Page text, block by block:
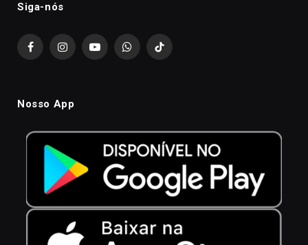
Siga-nós
FacebookInstagramYouTubeWhatsAppTikTok
Nosso App